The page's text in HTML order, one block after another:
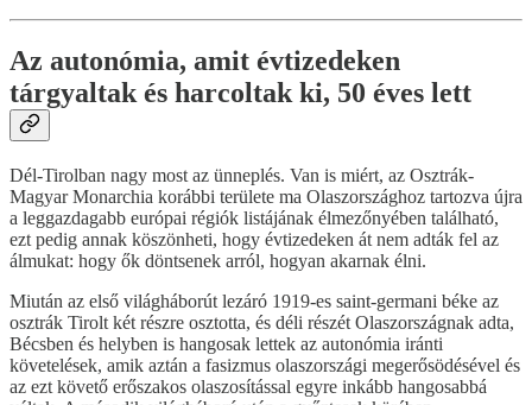
Az autonómia, amit évtizedeken
tárgyaltak és harcoltak ki, 50 éves lett
Dél-Tirolban nagy most az ünneplés. Van is miért, az Osztrák-
Magyar Monarchia korábbi területe ma Olaszországhoz tartozva újra
a leggazdagabb európai régiók listájának élmezőnyében található,
ezt pedig annak köszönheti, hogy évtizedeken át nem adták fel az
álmukat: hogy ők döntsenek arról, hogyan akarnak élni.
Miután az első világháborút lezáró 1919-es saint-germani béke az
osztrák Tirolt két részre osztotta, és déli részét Olaszországnak adta,
Bécsben és helyben is hangosak lettek az autonómia iránti
követelések, amik aztán a fasizmus olaszországi megerősödésével és
az ezt követő erőszakos olaszosítással egyre inkább hangosabbá